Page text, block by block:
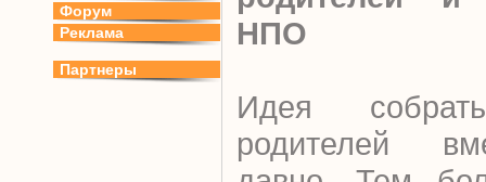
Форум
Реклама
Партнеры
НПО
Идея
родителей